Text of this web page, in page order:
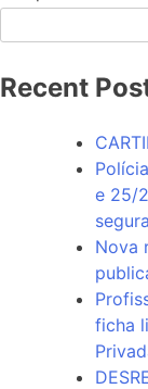
Recent
e 25/
Nova
ficha